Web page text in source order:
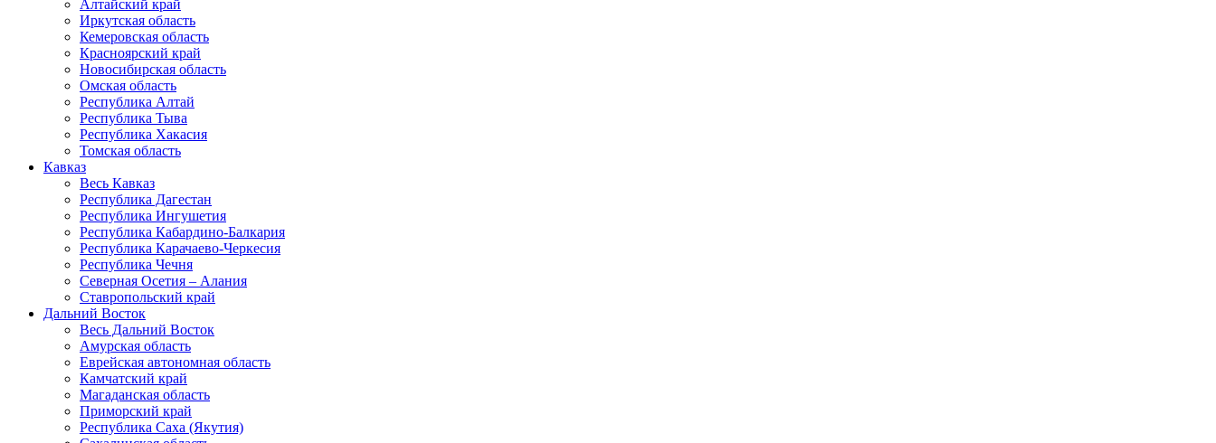
Алтайский край
Иркутская область
Кемеровская область
Красноярский край
Новосибирская область
Омская область
Республика Алтай
Республика Тыва
Республика Хакасия
Томская область
Кавказ
Весь Кавказ
Республика Дагестан
Республика Ингушетия
Республика Кабардино-Балкария
Республика Карачаево-Черкесия
Республика Чечня
Северная Осетия – Алания
Ставропольский край
Дальний Восток
Весь Дальний Восток
Амурская область
Еврейская автономная область
Камчатский край
Магаданская область
Приморский край
Республика Саха (Якутия)